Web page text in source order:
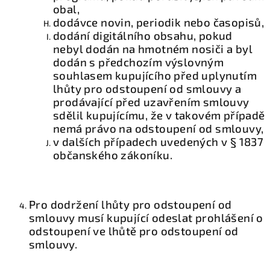
obal,
dodávce novin, periodik nebo časopisů,
dodání digitálního obsahu, pokud
nebyl dodán na hmotném nosiči a byl
dodán s předchozím výslovným
souhlasem kupujícího před uplynutím
lhůty pro odstoupení od smlouvy a
prodávající před uzavřením smlouvy
sdělil kupujícímu, že v takovém případě
nemá právo na odstoupení od smlouvy,
v dalších případech uvedených v § 1837
občanského zákoníku.
Pro dodržení lhůty pro odstoupení od
smlouvy musí kupující odeslat prohlášení o
odstoupení ve lhůtě pro odstoupení od
smlouvy.